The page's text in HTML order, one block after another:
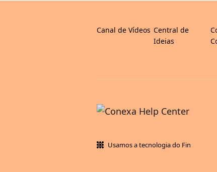
Canal de Vídeos Central de
Ideias
Usamos a tecnologia do Fin